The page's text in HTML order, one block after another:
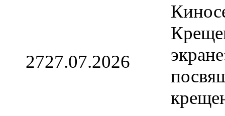
2727.07.2026